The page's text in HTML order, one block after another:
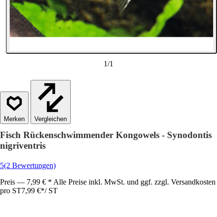
1/1
Vergleichen
Fisch Rückenschwimmender Kongowels - Synodontis
nigriventris
5(2 Bewertungen)
Preis — 7,99 € * Alle Preise inkl. MwSt. und ggf. zzgl. Versandkosten
pro ST7,99 €*/ ST